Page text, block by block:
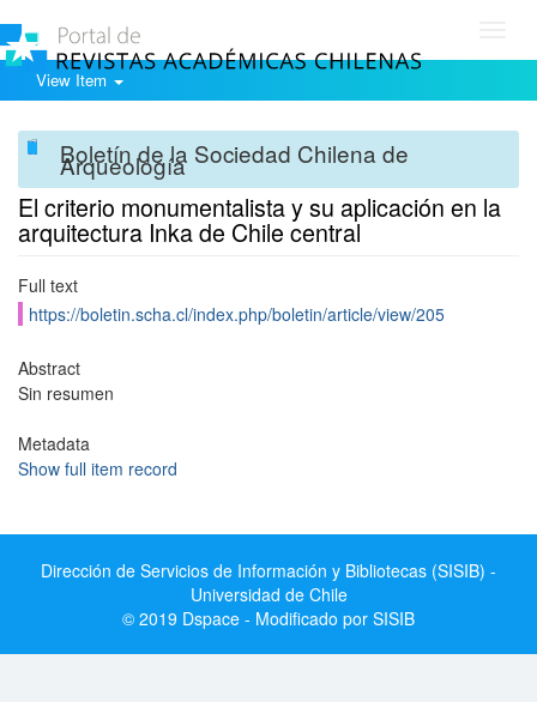
View Item
Boletín de la Sociedad Chilena de
Arqueología
El criterio monumentalista y su aplicación en la
arquitectura Inka de Chile central
Full text
https://boletin.scha.cl/index.php/boletin/article/view/205
Abstract
Sin resumen
Metadata
Show full item record
Dirección de Servicios de Información y Bibliotecas (SISIB) -
Universidad de Chile
© 2019 Dspace - Modificado por SISIB